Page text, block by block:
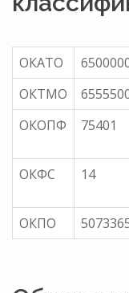
ОКАТО
ОКТМО
ОКОПФ
75401
ОКФС
14
ОКПО